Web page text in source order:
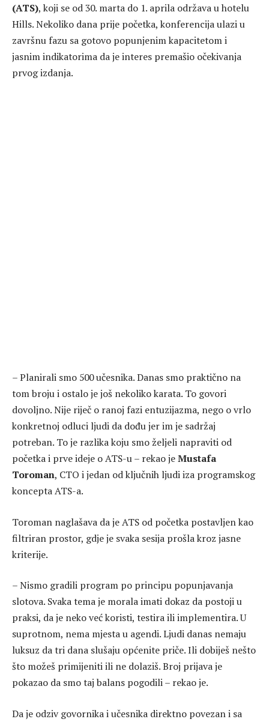
(ATS), koji se od 30. marta do 1. aprila održava u hotelu
Hills. Nekoliko dana prije početka, konferencija ulazi u
završnu fazu sa gotovo popunjenim kapacitetom i
jasnim indikatorima da je interes premašio očekivanja
prvog izdanja.
– Planirali smo 500 učesnika. Danas smo praktično na
tom broju i ostalo je još nekoliko karata. To govori
dovoljno. Nije riječ o ranoj fazi entuzijazma, nego o vrlo
konkretnoj odluci ljudi da dođu jer im je sadržaj
potreban. To je razlika koju smo željeli napraviti od
početka i prve ideje o ATS-u – rekao jeMustafa
Toroman, CTO i jedan od ključnih ljudi iza programskog
koncepta ATS-a.
Toroman naglašava da je ATS od početka postavljen kao
filtriran prostor, gdje je svaka sesija prošla kroz jasne
kriterije.
– Nismo gradili program po principu popunjavanja
slotova. Svaka tema je morala imati dokaz da postoji u
praksi, da je neko već koristi, testira ili implementira. U
suprotnom, nema mjesta u agendi. Ljudi danas nemaju
luksuz da tri dana slušaju općenite priče. Ili dobiješ nešto
što možeš primijeniti ili ne dolaziš. Broj prijava je
pokazao da smo taj balans pogodili – rekao je.
Da je odziv govornika i učesnika direktno povezan i sa